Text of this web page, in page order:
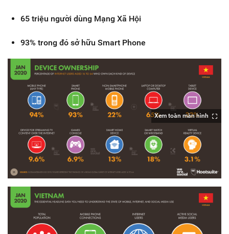
65 triệu người dùng Mạng Xã Hội
93% trong đó sở hữu Smart Phone
Xem toàn màn hình